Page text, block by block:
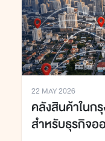
22 MAY 2026
คลังสินค้าในก
สำหรับธุรกิจอ